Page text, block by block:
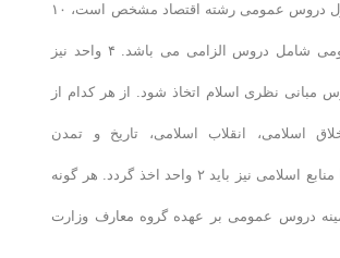
همانطور که در جدول دروس عمومی رشته اقتصاد مشخص است، ۱۰
واحد از دروس عمومی شامل دروس الزامی می باشد. ۴ واحد نیز
مبانی نظری اسلام اتخاذ شود. از هر کدام از
اسلامی، انقلاب اسلامی، تاریخ و تمدن
اسلامی و آشنایی با منابع اسلامی نیز باید ۲ واحد اخذ گردد. هر گونه
دروس عمومی بر عهده گروه معارف وزارت